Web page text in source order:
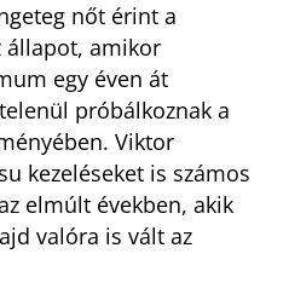
nőt érint a
állapot, amikor
egy éven át
próbálkoznak a
Viktor
kezeléseket is számos
elmúlt években, akik
valóra is vált az